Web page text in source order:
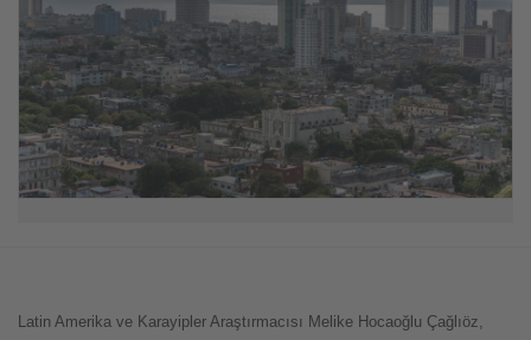
Latin Amerika ve Karayipler Araştırmacısı Melike Hocaoğlu Çağlıöz,